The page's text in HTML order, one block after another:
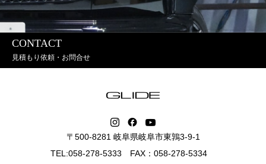
CONTACT
見積もり依頼・お問合せ
〒500-8281 岐阜県岐阜市東鶉3-9-1
TEL:058-278-5333 FAX：058-278-5334